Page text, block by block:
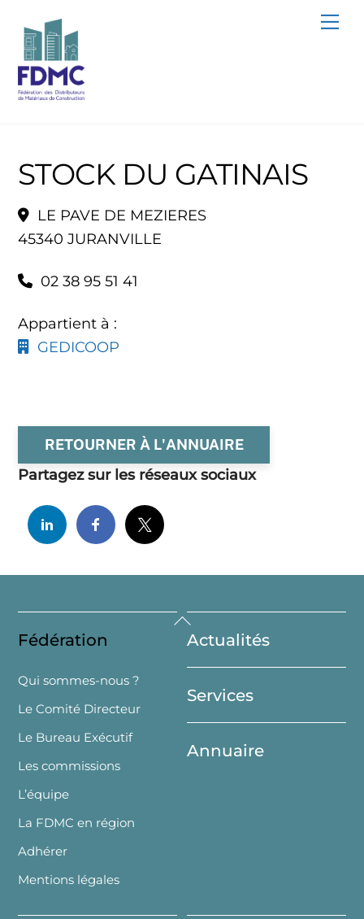
content
STOCK DU GATINAIS
LE PAVE DE MEZIERES
45340 JURANVILLE
02 38 95 51 41
Appartient à :
GEDICOOP
RETOURNER À L'ANNUAIRE
Partagez sur les réseaux sociaux
Back
To
Top
Fédération
Qui sommes-nous ?
Le Comité Directeur
Le Bureau Exécutif
Les commissions
L’équipe
La FDMC en région
Adhérer
Mentions légales
Actualités
Services
Annuaire